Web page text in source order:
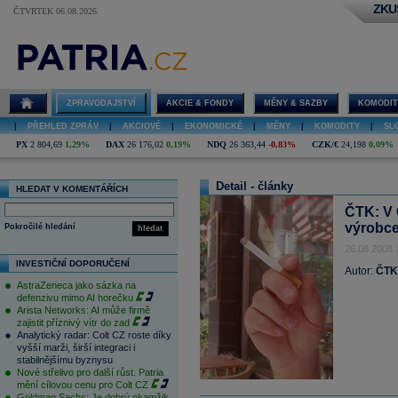
ČTVRTEK 06.08.2026
ZPRAVODAJSTVÍ AKCIE & FONDY MĚNY & SAZBY
PŘEHLED ZPRÁV AKCIOVÉ EKONOMICKÉ MĚNY KOMODITY
PX 2 804,69 1,29% DAX 26 176,02 0,19% NDQ 26 363,44 -0,83% CZK/€ 24,198 0,09%
HLEDAT V KOMENTÁŘÍCH
hledat
Pokročilé hledání
INVESTIČNÍ DOPORUČENÍ
AstraZeneca jako sázka na
defenzivu mimo AI horečku
Arista Networks: AI může firmě
zajistit příznivý vítr do zad
Analytický radar: Colt CZ roste díky
vyšší marži, širší integraci i
stabilnějšímu byznysu
Nové střelivo pro další růst. Patria
mění cílovou cenu pro Colt CZ
Detail - články
ČTK: V
26.08.2008
Autor: ČTK